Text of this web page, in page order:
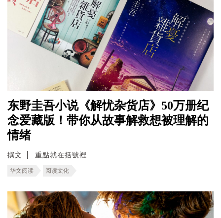
东野圭吾小说《解忧杂货店》50万册纪
念爱藏版！带你从故事解救想被理解的
情绪
撰文 重點就在括號裡
华文阅读 阅读文化